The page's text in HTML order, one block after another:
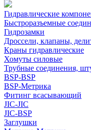
Гидравлические
Быстроразъемные
Гидрозамки
Дроссели, клапаны,
Краны гидравлические
Хомуты силовые
Трубные соединения,
BSP-BSP
BSP-Метрика
Фитинг всасывающий
JIC-JIC
JIC-BSP
Заглушки